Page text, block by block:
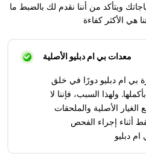
ويتأكد من أننا نقدم لك بالضبط ما
معدات بي ام دبليو الأصلية
ام دبليو دورًا في خلق
ولهذا السبب، فإننا لا
الأصلية والملحقات
أثناء إجراء الفحص